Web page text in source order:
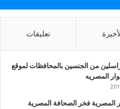
تعليقات
من الجنسين بالمحافظات لموقع
المصريه
المصرية فخر الصحافة المصرية